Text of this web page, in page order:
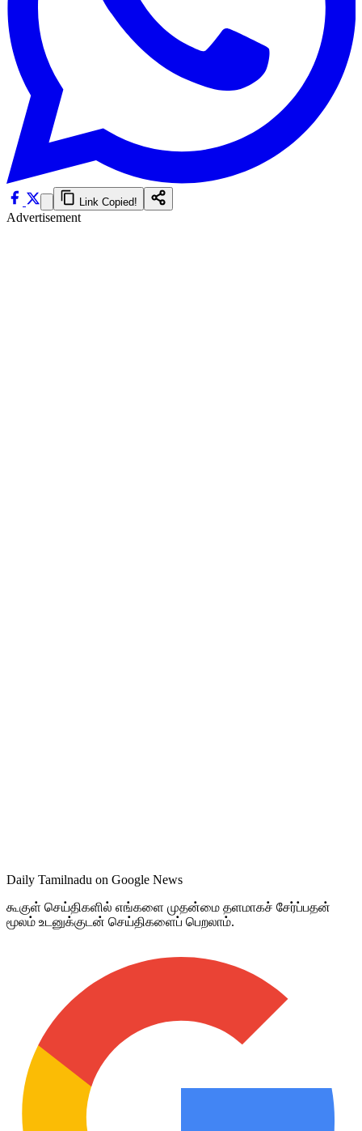
Link Copied!
Advertisement
Daily Tamilnadu on Google News
கூகுள் செய்திகளில் எங்களை முதன்மை தளமாகச் சேர்ப்பதன்
மூலம் உடனுக்குடன் செய்திகளைப் பெறலாம்.